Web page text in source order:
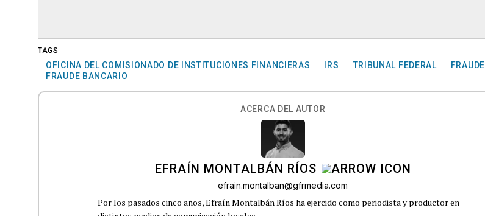
TAGS
OFICINA DEL COMISIONADO DE INSTITUCIONES FINANCIERAS IRS TRIBUNAL FEDERAL
FRAUDE
FRAUDE BANCARIO
ACERCA DEL AUTOR
EFRAÍN MONTALBÁN RÍOS
efrain.montalban@gfrmedia.com
Por los pasados cinco años, Efraín Montalbán Ríos ha ejercido como periodista y productor en